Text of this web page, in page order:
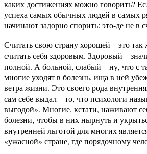
каких достижениях можно говорить?
успеха самых обычных людей в самых
начинают задорно спорить: это-де не в
Считать свою страну хорошей – это так
считать себя здоровым. Здоровый –
полной. А больной, слабый – ну, что с
многие уходят в болезнь, ища в ней
ветра жизни. Это своего рода
сам себе выдал – то, что психологи
выгодой». Многие, кстати, наживают
болезни, чтобы в них нырнуть и
внутренней льготой для многих
«ужасной» стране, где порядочному